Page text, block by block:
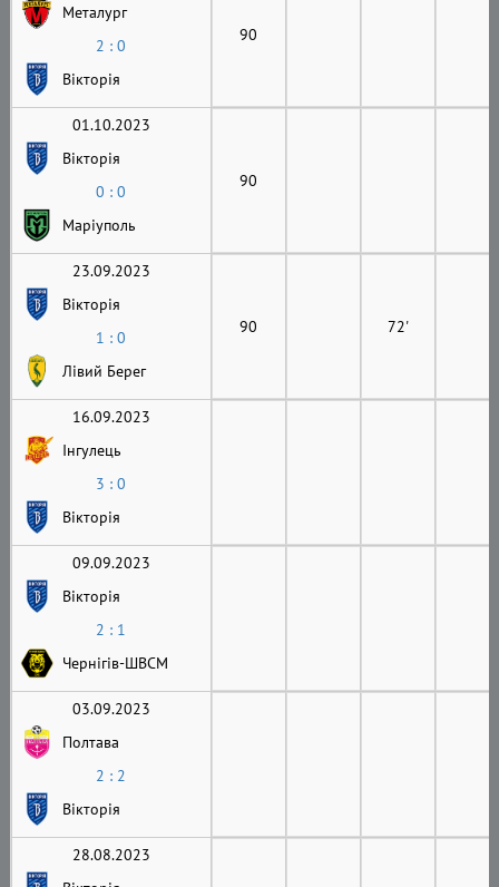
Металург
2 : 0
Вікторія
90
01.10.2023
Вікторія
0 : 0
Маріуполь
90
23.09.2023
Вікторія
1 : 0
Лівий Берег
90 72'
16.09.2023
Інгулець
3 : 0
Вікторія
09.09.2023
Вікторія
2 : 1
Чернігів-ШВСМ
03.09.2023
Полтава
2 : 2
Вікторія
28.08.2023